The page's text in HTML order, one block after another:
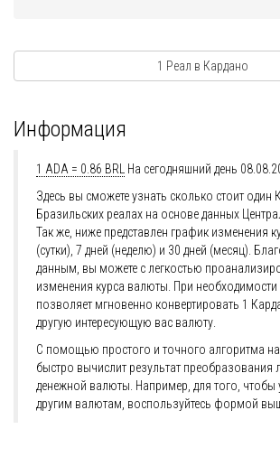
1 Реал в Кардано
Информация
1 ADA = 0.86 BRL На сегодняшний день
Здесь вы сможете узнать сколько стоит один
Бразильских реалах на основе данных
Так же, ниже представлен график изменения
(сутки), 7 дней (неделю) и 30 дней (месяц).
данным, вы можете с легкостью
изменения курса валюты. При необходимости
позволяет мгновенно конвертировать 1
другую интересующую вас валюту.
С помощью простого и точного алгоритма
быстро вычислит результат
денежной валюты. Например, для того, чтобы
другим валютам, воспользуйтесь формой